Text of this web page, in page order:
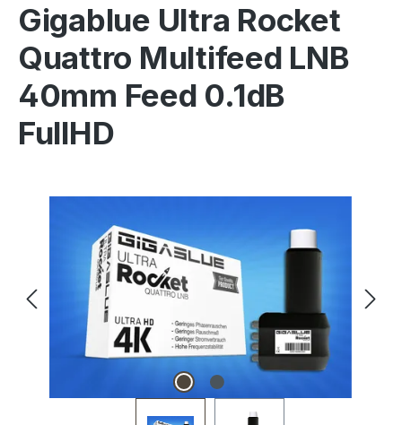
Gigablue Ultra Rocket
Quattro Multifeed LNB
40mm Feed 0.1dB
FullHD